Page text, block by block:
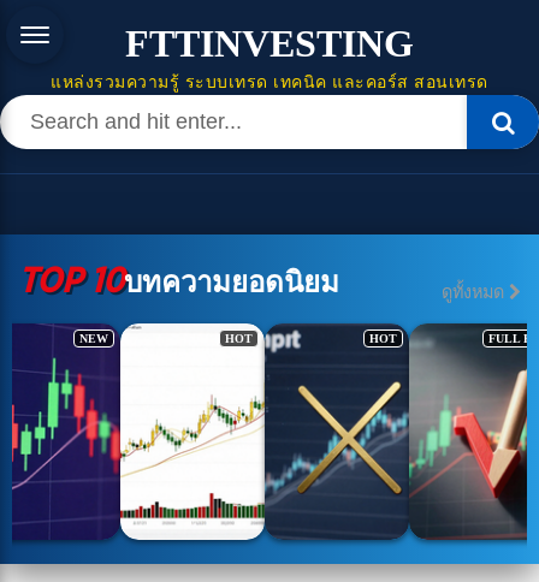
FTTINVESTING
แหล่งรวมความรู้ ระบบเทรด เทคนิค และคอร์ส สอนเทรด
TOP 10บทความยอดนิยม ดูทั้งหมด
NEW HOT HOT FULL